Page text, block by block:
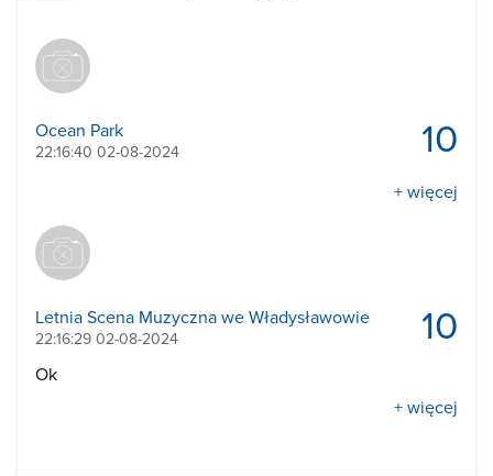
10
Ocean Park
22:16:40 02-08-2024
+ więcej
10
Letnia Scena Muzyczna we Władysławowie
22:16:29 02-08-2024
Ok
+ więcej